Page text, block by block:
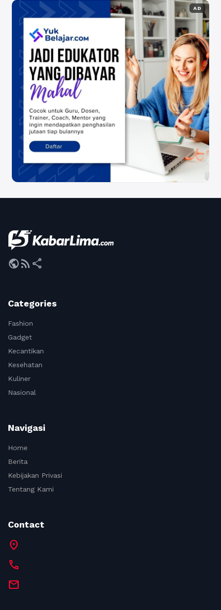
AD
publicrss_feed share
Categories
Fashion
Gadget
Kecantikan
Kesehatan
Kuliner
Nasional
Navigasi
Home
Berita
Kebijakan Privasi
Tentang Kami
Contact
location_on
call
mail